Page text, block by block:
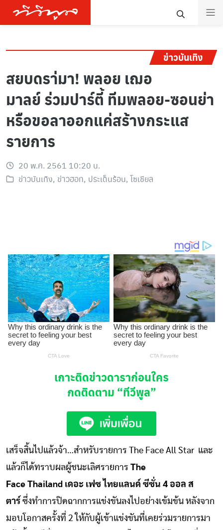
ข่าวบันเทิง
สยบดรา่มา! พลอย เฌอ
มาลย์ ร่วมปาร์ตี้ ทีมพลอย-ซอนย่า
หรือขอลาออกแค่สร้างกระแส
รายการ
20 พ.ค. 2561 10:20 น.
ข่าวบันเทิง, ข่าวฮอท, ประเด็นร้อน, โซเชียล
เกาะติดข่าวดาราก่อนใคร
กดติดตาม “ทีวีพูล”
เสร็จสิ้นไปแล้วจ้า…สำหรับรายการ The Face All Star และ
แล้วก็ได้ทราบผลผู้ชนะเลิศรายการ The
Face Thailand เดอะ เฟซ ไทยแลนด์ ซีซั่น 4 ออล ส
ตาร์ ซึ่งทำการปิดฉากการแข่งขันลงไปอย่างเข้มข้น หลังจาก
มอบโอกาสครั้งที่ 2 ให้กับผู้เข้าแข่งขันที่เคยร่วมรายการมา